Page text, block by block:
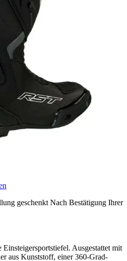
geschenkt Nach Bestätigung Ihrer
Ausgestattet mit
aus Kunststoff, einer 360-Grad-